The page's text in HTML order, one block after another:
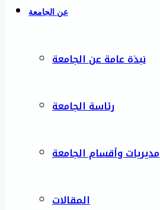
عن الجامعة
نبذة عامة عن الجامعة
رئاسة الجامعة
مديريات وأقسام الجامعة
المقالات